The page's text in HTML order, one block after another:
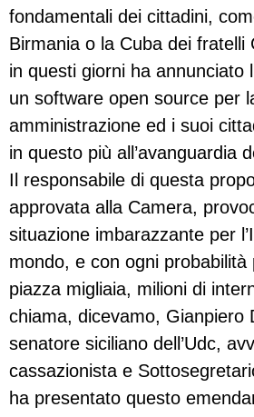
fondamentali dei cittadini,
Birmania o la Cuba dei fratelli
in questi giorni ha annunciato
un software open source per
amministrazione ed i suoi
in questo più all’avanguardia
Il responsabile di questa
approvata alla Camera,
situazione imbarazzante per
mondo, e con ogni probabilità
piazza migliaia, milioni di
chiama, dicevamo, Gianpiero
senatore siciliano dell’Udc,
cassazionista e
ha presentato questo